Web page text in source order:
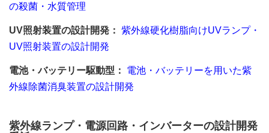
の殺菌・水質管理
UV照射装置の設計開発： 紫外線硬化樹脂向けUVランプ・
UV照射装置の設計開発
電池・バッテリー駆動型：
電池・バッテリーを用いた紫
外線除菌消臭装置の設計開発
紫外線ランプ・電源回路・インバーターの設計開発